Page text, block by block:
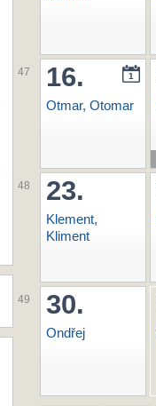
47
48
49
1
16.
Otmar, Otomar
23.
Klement,
Kliment
30.
Ondřej